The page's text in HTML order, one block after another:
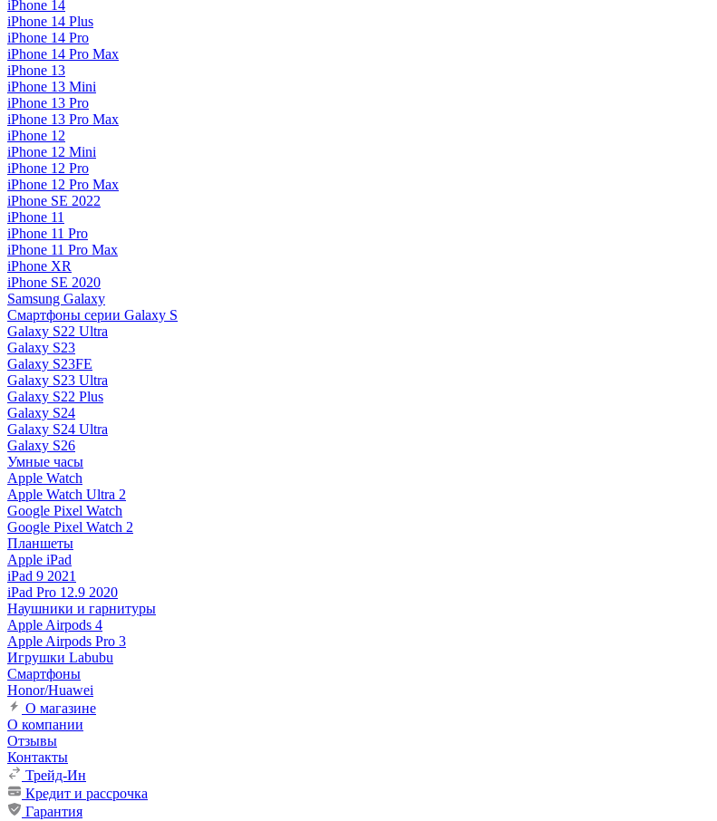
iPhone 14
iPhone 14 Plus
iPhone 14 Pro
iPhone 14 Pro Max
iPhone 13
iPhone 13 Mini
iPhone 13 Pro
iPhone 13 Pro Max
iPhone 12
iPhone 12 Mini
iPhone 12 Pro
iPhone 12 Pro Max
iPhone SE 2022
iPhone 11
iPhone 11 Pro
iPhone 11 Pro Max
iPhone XR
iPhone SE 2020
Samsung Galaxy
Смартфоны серии Galaxy S
Galaxy S22 Ultra
Galaxy S23
Galaxy S23FE
Galaxy S23 Ultra
Galaxy S22 Plus
Galaxy S24
Galaxy S24 Ultra
Galaxy S26
Умные часы
Apple Watch
Apple Watch Ultra 2
Google Pixel Watch
Google Pixel Watch 2
Планшеты
Apple iPad
iPad 9 2021
iPad Pro 12.9 2020
Наушники и гарнитуры
Apple Airpods 4
Apple Airpods Pro 3
Игрушки Labubu
Смартфоны
Honor/Huawei
О магазине
О компании
Отзывы
Контакты
Трейд-Ин
Кредит и рассрочка
Гарантия